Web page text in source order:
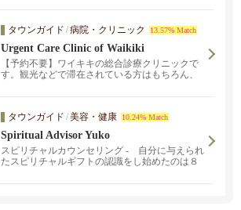
タウンガイド /病院・クリニック 13.57% Match
Urgent Care Clinic of Waikiki
【予約不要】ワイキキの総合診療クリニックで
す。観光などで滞在されている方はもちろん、
タウンガイド /美容・健康 10.24% Match
Spiritual Advisor Yuko
スピリチャルカウンセリング - 自分に与えられ
たスピリチャルギフトの認識をし始めたのは８